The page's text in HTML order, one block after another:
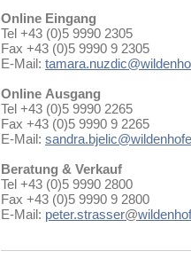
Online Eingang
Tel +43 (0)5 9990 2305
Fax +43 (0)5 9990 9 2305
E-Mail:
Online Ausgang
Tel +43 (0)5 9990 2265
Fax +43 (0)5 9990 9 2265
E-Mail:
Beratung & Verkauf
Tel +43 (0)5 9990 2800
Fax +43 (0)5 9990 9 2800
E-Mail: peter.strasser@